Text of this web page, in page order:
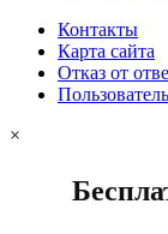
Контакты
Карта сайта
Отказ от
×